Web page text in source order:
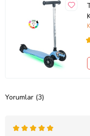
Yorumlar (3)